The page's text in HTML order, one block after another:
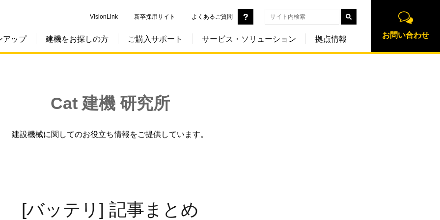
VisionLink 新卒採用サイト よくあるご質問
アップ 建機をお探しの方 ご購入サポート サービス・ソリューション 拠点情報 お問い合わせ
Cat 建機 研究所
建設機械に関してのお役立ち情報をご提供しています。
[バッテリ] 記事まとめ